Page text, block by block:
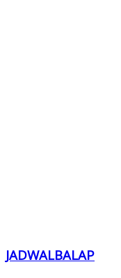
JADWALBALAP